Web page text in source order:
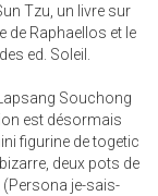
Tzu, un livre sur
de Raphaellos et le
ed. Soleil.
Souchong
est désormais
figurine de togetic
deux pots de
(Persona je-sais-